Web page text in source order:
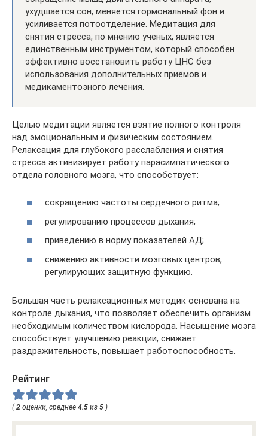
ухудшается сон, меняется гормональный фон и
усиливается потоотделение. Медитация для
снятия стресса, по мнению ученых, является
единственным инструментом, который способен
эффективно восстановить работу ЦНС без
использования дополнительных приёмов и
медикаментозного лечения.
Целью медитации является взятие полного контроля
над эмоциональным и физическим состоянием.
Релаксация для глубокого расслабления и снятия
стресса активизирует работу парасимпатического
отдела головного мозга, что способствует:
сокращению частоты сердечного ритма;
регулированию процессов дыхания;
приведению в норму показателей АД;
снижению активности мозговых центров,
регулирующих защитную функцию.
Большая часть релаксационных методик основана на
контроле дыхания, что позволяет обеспечить организм
необходимым количеством кислорода. Насыщение мозга
способствует улучшению реакции, снижает
раздражительность, повышает работоспособность.
Рейтинг
(2 оценки, среднее 4.5 из 5 )